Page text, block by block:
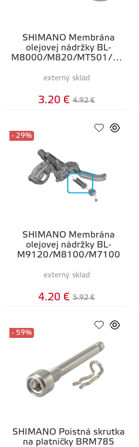
SHIMANO Membrána
olejovej nádržky BL-
M8000/M820/MT501/MT
externý sklad
3.20 € 4.92 €
SHIMANO Membrána
olejovej nádržky BL-
M9120/M8100/M7100
- 29%
externý sklad
4.20 € 5.92 €
SHIMANO Poistná skrutka
na platničky BRM785
- 59%